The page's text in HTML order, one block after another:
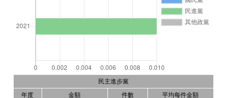
民主進步黨
年度 金額 件數 平均每件金額